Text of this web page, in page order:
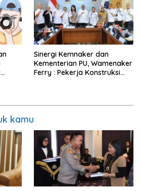
Sinergi Kemnaker dan
Kementerian PU, Wamenaker
Ferry : Pekerja Konstruksi
kamu